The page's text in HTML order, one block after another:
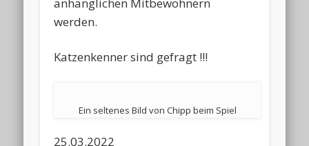
werden.
Katzenkenner sind gefragt !!!
Ein seltenes Bild von Chipp beim Spiel
25.03.2022